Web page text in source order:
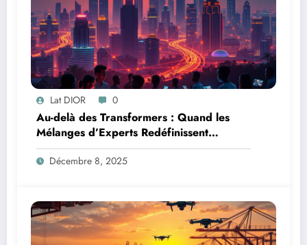
Lat DIOR 0
Au-delà des Transformers : Quand les
Mélanges d’Experts Redéfinissent
l’Efficacité de l’IA
Décembre 8, 2025